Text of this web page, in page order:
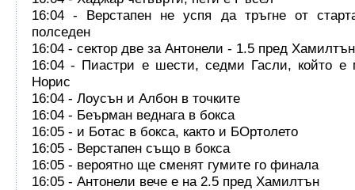
16:04 - Верстапен не успя да тръгне от
полседен
16:04 - сектор две за Антонели - 1.5 пред Хамилтън
16:04 - Пиастри е шести, седми Гасли, който е
Норис
16:04 - Лоусън и Албон в точките
16:04 - Беърман веднага в бокса
16:05 - и Ботас в бокса, както и БОртолето
16:05 - Верстапен също в бокса
16:05 - вероятно ще сменят гумите го финала
16:05 - Антонели вече е на 2.5 пред Хамилтън